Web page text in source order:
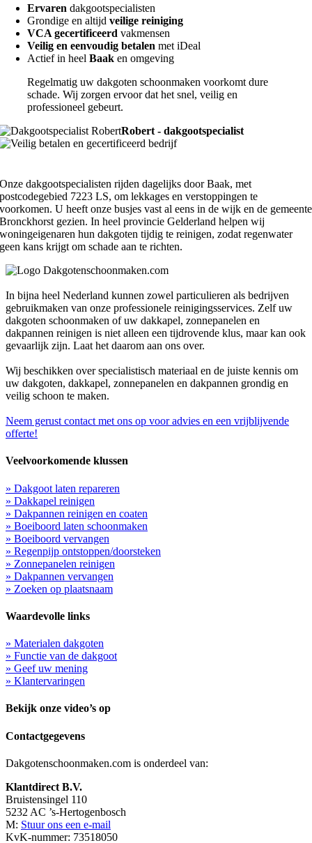
Ervaren dakgootspecialisten
Grondige en altijdveilige reiniging
VCA gecertificeerdvakmensen
Veilig en eenvoudig betalen met iDeal
Actief in heelBaak en omgeving
Regelmatig uw dakgoten schoonmaken voorkomt dure
schade. Wij zorgen ervoor dat het snel, veilig en
professioneel gebeurt.
Robert - dakgootspecialist
Onze dakgootspecialisten rijden dagelijks door Baak, met
postcodegebied 7223 LS, om lekkages en verstoppingen te
voorkomen. U heeft onze busjes vast al eens in de wijk en de gemeente
Bronckhorst gezien. In heel provincie Gelderland helpen wij
woningeigenaren hun dakgoten tijdig te reinigen, zodat regenwater
geen kans krijgt om schade aan te richten.
In bijna heel Nederland kunnen zowel particulieren als bedrijven
gebruikmaken van onze professionele reinigingsservices. Zelf uw
dakgoten schoonmaken of uw dakkapel, zonnepanelen en
dakpannen reinigen is niet alleen een tijdrovende klus, maar kan ook
gevaarlijk zijn. Laat het daarom aan ons over.
Wij beschikken over specialistisch materiaal en de juiste kennis om
uw dakgoten, dakkapel, zonnepanelen en dakpannen grondig en
veilig schoon te maken.
Neem gerust contact met ons op voor advies en een vrijblijvende
offerte!
Veelvoorkomende klussen
» Dakgoot laten repareren
» Dakkapel reinigen
» Dakpannen reinigen en coaten
» Boeiboord laten schoonmaken
» Boeiboord vervangen
» Regenpijp ontstoppen/doorsteken
» Zonnepanelen reinigen
» Dakpannen vervangen
» Zoeken op plaatsnaam
Waardevolle links
» Materialen dakgoten
» Functie van de dakgoot
» Geef uw mening
» Klantervaringen
Bekijk onze video’s op
Contactgegevens
Dakgotenschoonmaken.com is onderdeel van:
Klantdirect B.V.
Bruistensingel 110
5232 AC ’s-Hertogenbosch
M: Stuur ons een e-mail
KvK-nummer: 73518050